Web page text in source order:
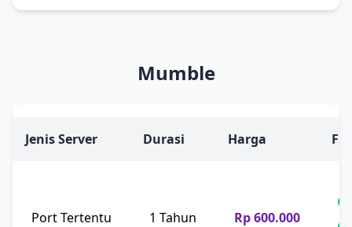
Mumble
Jenis Server Durasi Harga
Port Tertentu 1 Tahun Rp 600.000